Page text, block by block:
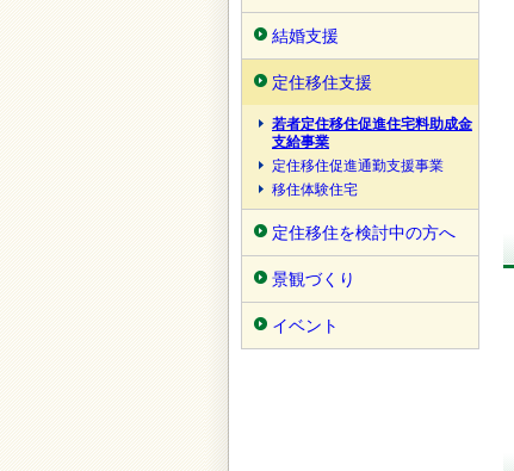
結婚支援
定住移住支援
若者定住移住促進住宅料助成金
支給事業
定住移住促進通勤支援事業
移住体験住宅
定住移住を検討中の方へ
景観づくり
イベント